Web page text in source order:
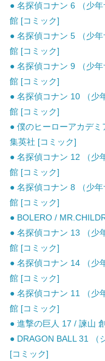
● 名探偵コナン 6 （少
館 [コミック]
● 名探偵コナン 5 （少
館 [コミック]
● 名探偵コナン 9 （少
館 [コミック]
● 名探偵コナン 10 （少
館 [コミック]
● 僕のヒーローアカデ
集英社 [コミック]
● 名探偵コナン 12 （少
館 [コミック]
● 名探偵コナン 8 （少
館 [コミック]
● BOLERO /
● 名探偵コナン 13 （少
館 [コミック]
● 名探偵コナン 14 （少
館 [コミック]
● 名探偵コナン 11 （少
館 [コミック]
● 進撃の巨人 17 / 諫山
● DRAGON BALL 31 （
[コミック]